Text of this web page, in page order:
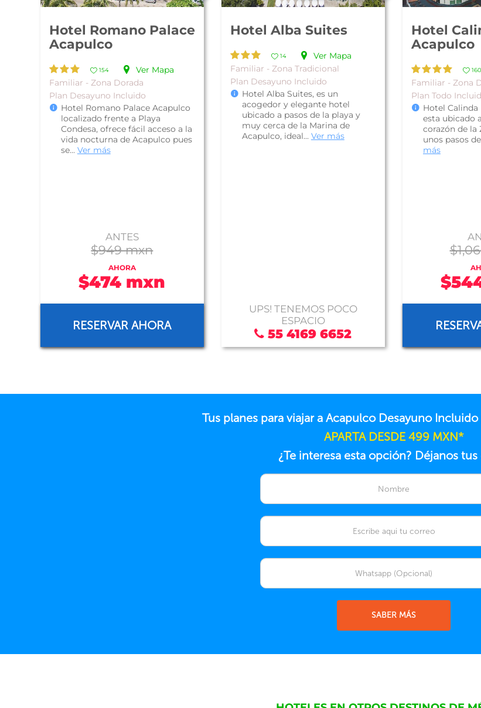
Hotel Romano Palace
Acapulco
154
Ver Mapa
Familiar - Zona Dorada
Plan Desayuno Incluido
Hotel Romano Palace Acapulco
localizado frente a Playa
Condesa, ofrece fácil acceso a la
vida nocturna de Acapulco pues
se... Ver más
ANTES
$949 mxn
AHORA
$474 mxn
RESERVAR AHORA
Hotel Alba Suites
14
Ver Mapa
Familiar - Zona Tradicional
Plan Desayuno Incluido
Hotel Alba Suites, es un
acogedor y elegante hotel
ubicado a pasos de la playa y
muy cerca de la Marina de
Acapulco, ideal... Ver más
UPS! TENEMOS POCO
ESPACIO
55 4169 6652
Hotel
Acapulco
160
Familiar - Zona
Plan Todo
Hotel Calinda
esta ubicado
corazón de la
unos pasos
más
Tus planes para viajar a Acapulco Desayuno
APARTA DESDE 499 MXN*
¿Te interesa esta opción? Déjanos tus
SABER MÁS